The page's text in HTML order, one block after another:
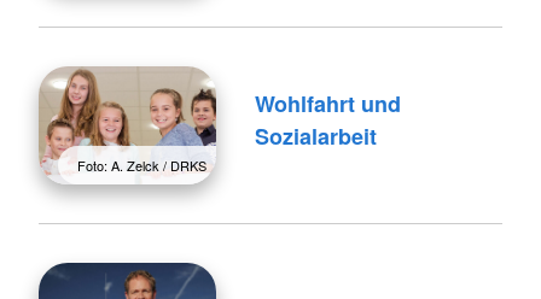
Foto: A. Zelck / DRKS
Wohlfahrt und
Sozialarbeit